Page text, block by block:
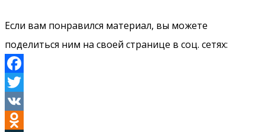
Если вам понравился материал, вы можете
поделиться ним на своей странице в соц. сетях:
Facebook
Twitter
VK